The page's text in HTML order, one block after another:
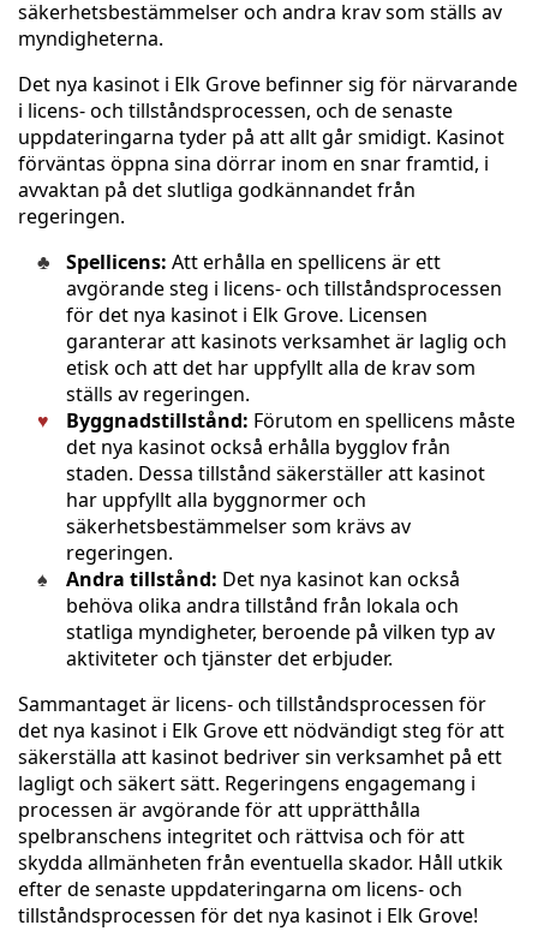
säkerhetsbestämmelser och andra krav som ställs av
myndigheterna.
Det nya kasinot i Elk Grove befinner sig för närvarande
i licens- och tillståndsprocessen, och de senaste
uppdateringarna tyder på att allt går smidigt. Kasinot
förväntas öppna sina dörrar inom en snar framtid, i
avvaktan på det slutliga godkännandet från
regeringen.
Spellicens: Att erhålla en spellicens är ett
avgörande steg i licens- och tillståndsprocessen
för det nya kasinot i Elk Grove. Licensen
garanterar att kasinots verksamhet är laglig och
etisk och att det har uppfyllt alla de krav som
ställs av regeringen.
Byggnadstillstånd: Förutom en spellicens måste
det nya kasinot också erhålla bygglov från
staden. Dessa tillstånd säkerställer att kasinot
har uppfyllt alla byggnormer och
säkerhetsbestämmelser som krävs av
regeringen.
Andra tillstånd: Det nya kasinot kan också
behöva olika andra tillstånd från lokala och
statliga myndigheter, beroende på vilken typ av
aktiviteter och tjänster det erbjuder.
Sammantaget är licens- och tillståndsprocessen för
det nya kasinot i Elk Grove ett nödvändigt steg för att
säkerställa att kasinot bedriver sin verksamhet på ett
lagligt och säkert sätt. Regeringens engagemang i
processen är avgörande för att upprätthålla
spelbranschens integritet och rättvisa och för att
skydda allmänheten från eventuella skador. Håll utkik
efter de senaste uppdateringarna om licens- och
tillståndsprocessen för det nya kasinot i Elk Grove!